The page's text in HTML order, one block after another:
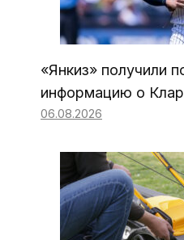
«Янкиз» получили
информацию о
06.08.2026